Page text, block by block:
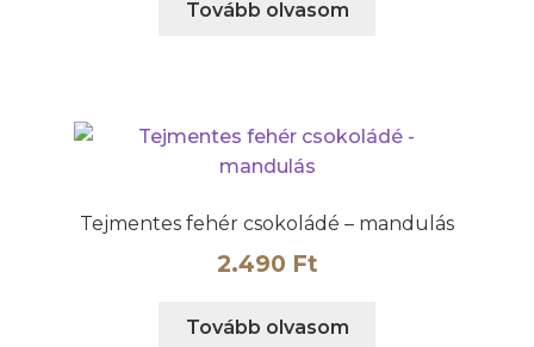
Tovább olvasom
Tejmentes fehér csokoládé – mandulás
2.490 Ft
Tovább olvasom